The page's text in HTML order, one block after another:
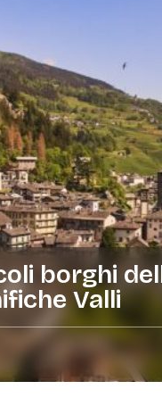
borghi
Valli